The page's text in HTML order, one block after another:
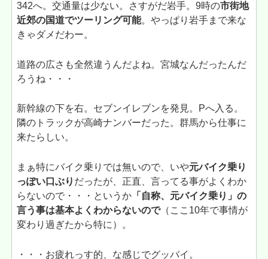
342へ。交通量は少ない。さすがだ岩手。9時の市街地
近郊の国道でツーリング可能。やっぱり岩手まで来な
きゃダメだわー。
道路の広さも全然違うんだよね。宮城なんだったんだ
ろうね・・・
新幹線の下を右。セブンイレブンを発見。Pへ入る。
隣のトラックが高崎ナンバーだった。群馬から仕事に
来たらしい。
まぁ特にバイク乗りでは無いので、いや元バイク乗り
っぽい口ぶり だったが、正直、言ってる事がよくわか
らないので・・・というか 「自称、元バイク乗り」の
言う事は基本よくわからないので（ここ10年で事情が
変わり過ぎたから特に）。
・・・お疲れっす的、な感じでグッバイ。